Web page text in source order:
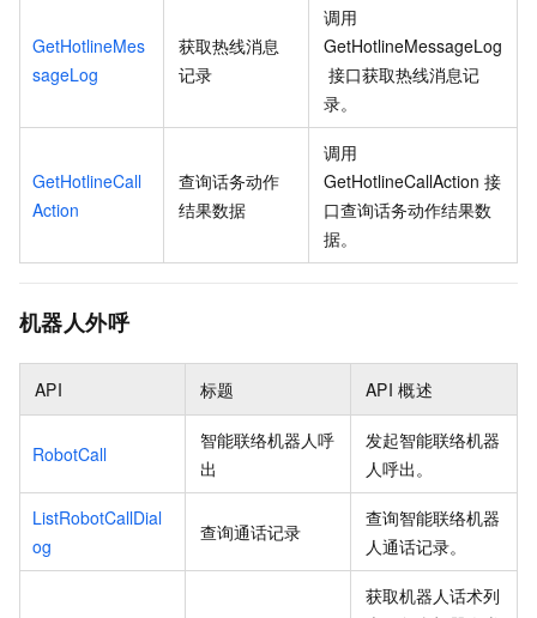
GetHotlineMes
sageLog
获取热线消息
记录
调用
GetHotlineMessageLog
接口获取热线消息记
录。
GetHotlineCall
Action
查询话务动作
结果数据
调用
GetHotlineCallAction 接
口查询话务动作结果数
据。
机器人外呼
API 标题 API 概述
RobotCall
智能联络机器人呼
出
发起智能联络机器
人呼出。
ListRobotCallDial
og
查询通话记录
查询智能联络机器
人通话记录。
获取机器人话术列